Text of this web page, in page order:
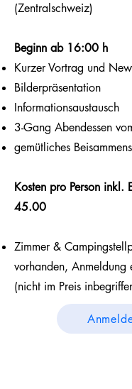
(Zentralschweiz)
Beginn ab 16:00 h
Kurzer Vortrag und
Bilderpräsentation
Informationsaustausch
3-Gang Abendessen
gemütliches
Kosten pro Person inkl.
45.00
Zimmer &
vorhanden, Anmeldung
(nicht im Preis